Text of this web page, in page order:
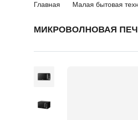
Главная Малая бытовая
МИКРОВОЛНОВАЯ ПЕЧЬ